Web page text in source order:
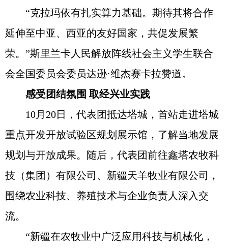
“克拉玛依有扎实算力基础。期待其将合作
延伸至中亚、西亚的友好国家，共促发展繁
荣。”斯里兰卡人民解放阵线社会主义学生联合
会全国委员会委员达逊·维杰赛卡拉赞道。
感受团结氛围 取经兴业实践
10月20日，代表团抵达塔城，首站走进塔城
重点开发开放试验区规划展示馆，了解当地发展
规划与开放成果。随后，代表团前往鑫塔农牧科
技（集团）有限公司、新疆天羊牧业有限公司，
围绕农业科技、养殖技术与企业负责人深入交
流。
“新疆在农牧业中广泛应用科技与机械化，